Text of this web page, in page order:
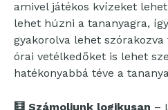
amivel játékos kvízeket
lehet húzni a tananyagra,
gyakorolva lehet
órai vetélkedőket is lehet
hatékonyabbá téve a
🧮 Számoljunk logikusan –